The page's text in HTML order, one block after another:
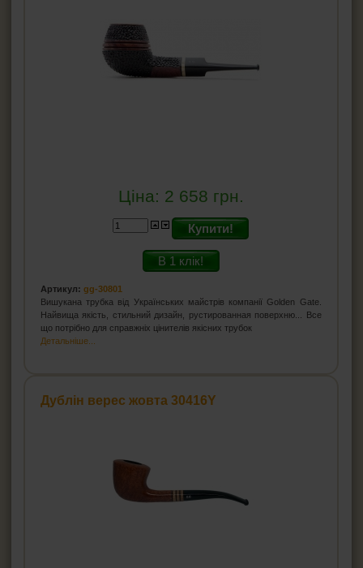
Ціна: 2 658 грн.
Купити!
В 1 клік!
Артикул: gg-30801
Вишукана трубка від Українських майстрів компанії Golden Gate.
Найвища якість, стильний дизайн, рустированная поверхню... Все
що потрібно для справжніх цінителів якісних трубок
Детальніше...
Дублін верес жовта 30416Y